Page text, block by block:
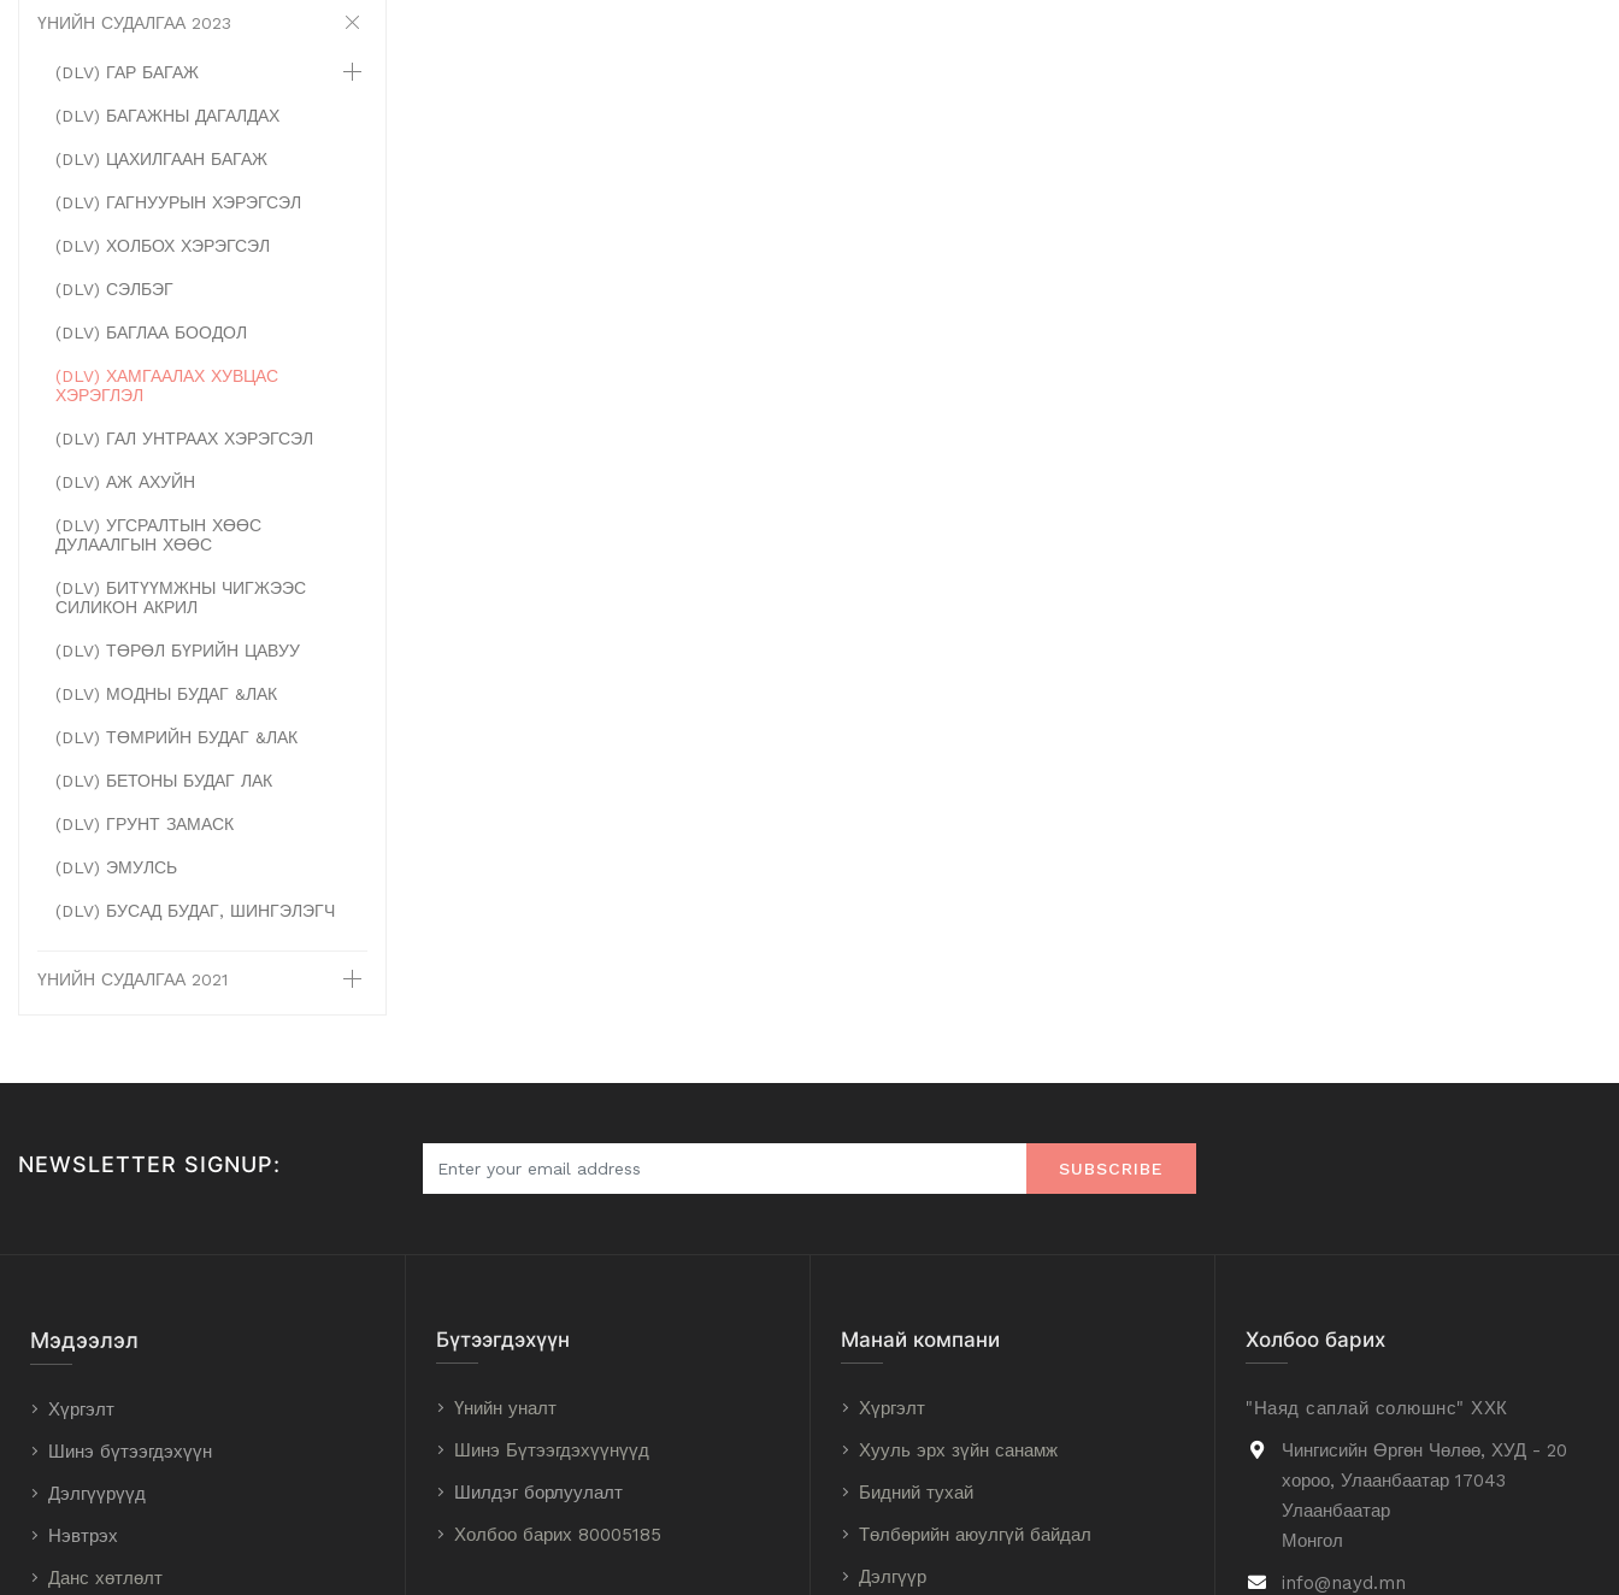
ҮНИЙН СУДАЛГАА 2023
(DLV) ГАР БАГАЖ
(DLV) БАГАЖНЫ ДАГАЛДАХ
(DLV) ЦАХИЛГААН БАГАЖ
(DLV) ГАГНУУРЫН ХЭРЭГСЭЛ
(DLV) ХОЛБОХ ХЭРЭГСЭЛ
(DLV) СЭЛБЭГ
(DLV) БАГЛАА БООДОЛ
(DLV) ХАМГААЛАХ ХУВЦАС
ХЭРЭГЛЭЛ
(DLV) ГАЛ УНТРААХ ХЭРЭГСЭЛ
(DLV) АЖ АХУЙН
(DLV) УГСРАЛТЫН ХӨӨС
ДУЛААЛГЫН ХӨӨС
(DLV) БИТҮҮМЖНЫ ЧИГЖЭЭС
СИЛИКОН АКРИЛ
(DLV) ТӨРӨЛ БҮРИЙН ЦАВУУ
(DLV) МОДНЫ БУДАГ &ЛАК
(DLV) ТӨМРИЙН БУДАГ &ЛАК
(DLV) БЕТОНЫ БУДАГ ЛАК
(DLV) ГРУНТ ЗАМАСК
(DLV) ЭМУЛСЬ
(DLV) БУСАД БУДАГ, ШИНГЭЛЭГЧ
ҮНИЙН СУДАЛГАА 2021
NEWSLETTER SIGNUP: SUBSCRIBE
Мэдээлэл
Хүргэлт
Шинэ бүтээгдэхүүн
Дэлгүүрүүд
Нэвтрэх
Данс хөтлөлт
Бүтээгдэхүүн
Үнийн уналт
Шинэ Бүтээгдэхүүнүүд
Шилдэг борлуулалт
Холбоо барих 80005185
Манай компани
Хүргэлт
Хууль эрх зүйн санамж
Бидний тухай
Төлбөрийн аюулгүй байдал
Дэлгүүр
Холбоо барих
"Наяд саплай солюшнс" ХХК
Чингисийн Өргөн Чөлөө, ХУД - 20
хороо, Улаанбаатар 17043
Улаанбаатар
Монгол
info@nayd.mn